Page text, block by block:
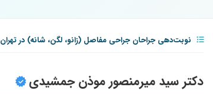
نوبت‌دهی جراحان جراحی مفاصل (زانو، لگن، شانه) در تهران
دکتر سید میرمنصور موذن جمشیدی